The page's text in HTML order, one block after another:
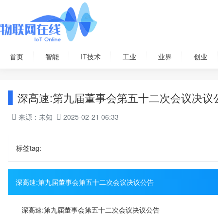
首页 智能 IT技术 工业 业界 创业
深高速:第九届董事会第五十二次会议决议
来源：未知 2025-02-21 06:33
标签tag:
深高速:第九届董事会第五十二次会议决议公告
深高速:第九届董事会第五十二次会议决议公告